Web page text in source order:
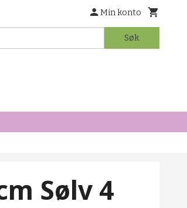
Min konto
Søk
Sølv 4